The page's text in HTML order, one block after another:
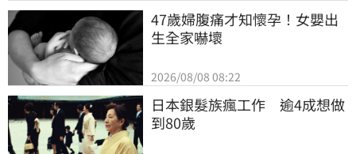
47歲婦腹痛才知懷孕！女嬰出
生全家嚇壞
2026/08/08 08:22
日本銀髮族瘋工作　逾4成想做
到80歲